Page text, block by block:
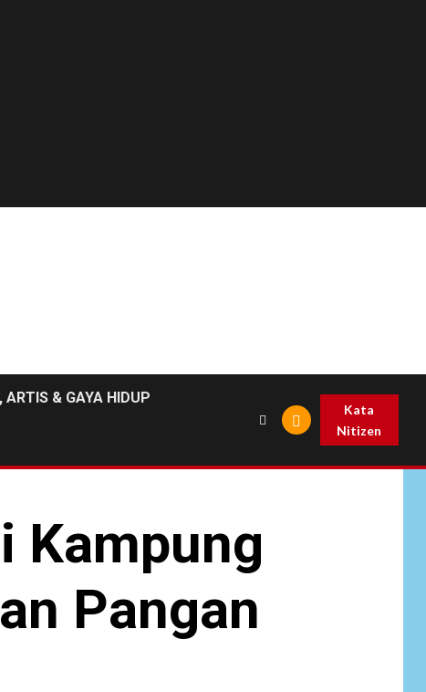
ARTIS & GAYA HIDUP
Kata
Nitizen
Kampung
Pangan